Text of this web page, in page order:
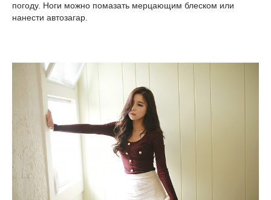
погоду. Ноги можно помазать мерцающим блеском или
нанести автозагар.